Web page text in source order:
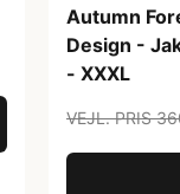
Autumn
Design -
- XXXL
VEJL. PRIS